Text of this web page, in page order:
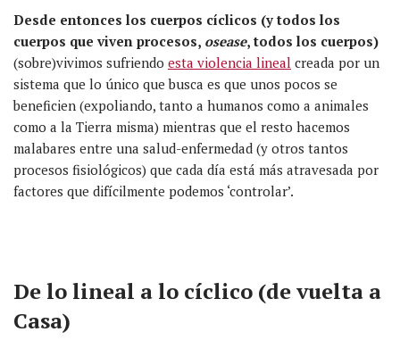
Desde entonces los cuerpos cíclicos (y todos los
cuerpos que viven procesos, osease, todos los cuerpos)
(sobre)vivimos sufriendo esta violencia lineal creada por un
sistema que lo único que busca es que unos pocos se
beneficien (expoliando, tanto a humanos como a animales
como a la Tierra misma) mientras que el resto hacemos
malabares entre una salud-enfermedad (y otros tantos
procesos fisiológicos) que cada día está más atravesada por
factores que difícilmente podemos ‘controlar’.
De lo lineal a lo cíclico (de vuelta a
Casa)